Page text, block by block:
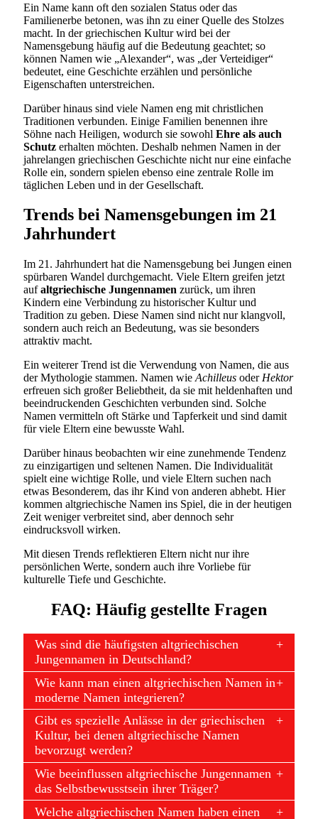
Ein Name kann oft den sozialen Status oder das
Familienerbe betonen, was ihn zu einer Quelle des Stolzes
macht. In der griechischen Kultur wird bei der
Namensgebung häufig auf die Bedeutung geachtet; so
können Namen wie „Alexander“, was „der Verteidiger“
bedeutet, eine Geschichte erzählen und persönliche
Eigenschaften unterstreichen.
Darüber hinaus sind viele Namen eng mit christlichen
Traditionen verbunden. Einige Familien benennen ihre
Söhne nach Heiligen, wodurch sie sowohl Ehre als auch
Schutz erhalten möchten. Deshalb nehmen Namen in der
jahrelangen griechischen Geschichte nicht nur eine einfache
Rolle ein, sondern spielen ebenso eine zentrale Rolle im
täglichen Leben und in der Gesellschaft.
Trends bei Namensgebungen im 21
Jahrhundert
Im 21. Jahrhundert hat die Namensgebung bei Jungen einen
spürbaren Wandel durchgemacht. Viele Eltern greifen jetzt
aufaltgriechische Jungennamen zurück, um ihren
Kindern eine Verbindung zu historischer Kultur und
Tradition zu geben. Diese Namen sind nicht nur klangvoll,
sondern auch reich an Bedeutung, was sie besonders
attraktiv macht.
Ein weiterer Trend ist die Verwendung von Namen, die aus
der Mythologie stammen. Namen wie Achilleus oder Hektor
erfreuen sich großer Beliebtheit, da sie mit heldenhaften und
beeindruckenden Geschichten verbunden sind. Solche
Namen vermitteln oft Stärke und Tapferkeit und sind damit
für viele Eltern eine bewusste Wahl.
Darüber hinaus beobachten wir eine zunehmende Tendenz
zu einzigartigen und seltenen Namen. Die Individualität
spielt eine wichtige Rolle, und viele Eltern suchen nach
etwas Besonderem, das ihr Kind von anderen abhebt. Hier
kommen altgriechische Namen ins Spiel, die in der heutigen
Zeit weniger verbreitet sind, aber dennoch sehr
eindrucksvoll wirken.
Mit diesen Trends reflektieren Eltern nicht nur ihre
persönlichen Werte, sondern auch ihre Vorliebe für
kulturelle Tiefe und Geschichte.
FAQ: Häufig gestellte Fragen
Was sind die häufigsten altgriechischen
Jungennamen in Deutschland?
Wie kann man einen altgriechischen Namen in
moderne Namen integrieren?
Gibt es spezielle Anlässe in der griechischen
Kultur, bei denen altgriechische Namen
bevorzugt werden?
Wie beeinflussen altgriechische Jungennamen
das Selbstbewusstsein ihrer Träger?
Welche altgriechischen Namen haben einen